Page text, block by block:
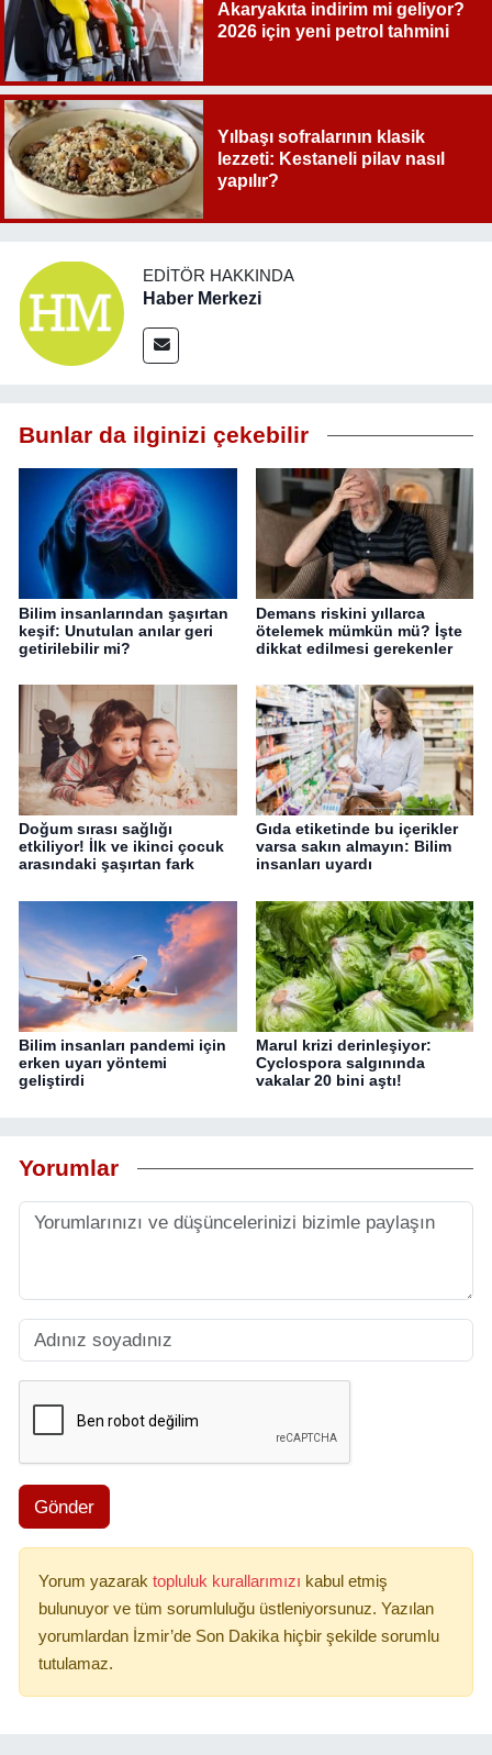
Akaryakıta indirim mi geliyor?
2026 için yeni petrol tahmini
Yılbaşı sofralarının klasik
lezzeti: Kestaneli pilav nasıl
yapılır?
EDITÖR HAKKINDA
Haber Merkezi
Bunlar da ilginizi çekebilir
Bilim insanlarından şaşırtan
keşif: Unutulan anılar geri
getirilebilir mi?
Demans riskini yıllarca
ötelemek mümkün mü? İşte
dikkat edilmesi gerekenler
Doğum sırası sağlığı
etkiliyor! İlk ve ikinci çocuk
arasındaki şaşırtan fark
Gıda etiketinde bu içerikler
varsa sakın almayın: Bilim
insanları uyardı
Bilim insanları pandemi için
erken uyarı yöntemi
geliştirdi
Marul krizi derinleşiyor:
Cyclospora salgınında
vakalar 20 bini aştı!
Yorumlar
Gönder
Yorum yazarak topluluk kurallarımızı kabul etmiş
bulunuyor ve tüm sorumluluğu üstleniyorsunuz. Yazılan
yorumlardan İzmir’de Son Dakika hiçbir şekilde sorumlu
tutulamaz.